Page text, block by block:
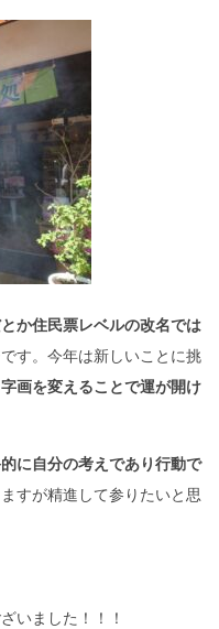
か住民票レベルの改名では
す。今年は新しいことに挑
字画を変えることで運が開け
に自分の考えであり行動で
すが精進して参りたいと思
いました！！！